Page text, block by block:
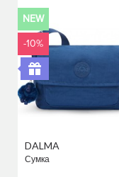
NEW
-10%
DALMA
Сумка